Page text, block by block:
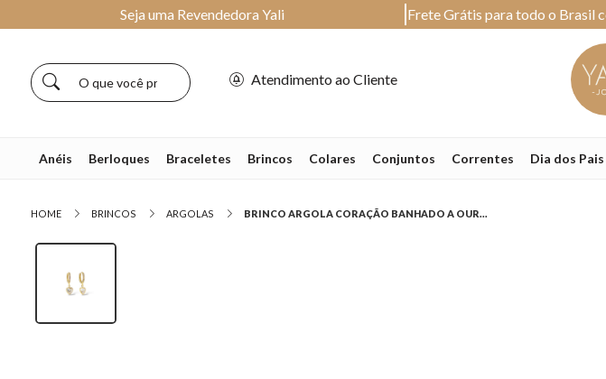
Seja uma Revendedora Yali Frete Grátis para todo o Brasil
Atendimento ao Cliente
Anéis Berloques Braceletes Brincos Colares Conjuntos Correntes Dia dos Pais
HOME BRINCOS ARGOLAS BRINCO ARGOLA CORAÇÃO BANHADO A OUR...